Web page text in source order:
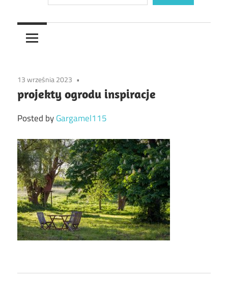
13 września 2023
projekty ogrodu inspiracje
Posted byGargamel115